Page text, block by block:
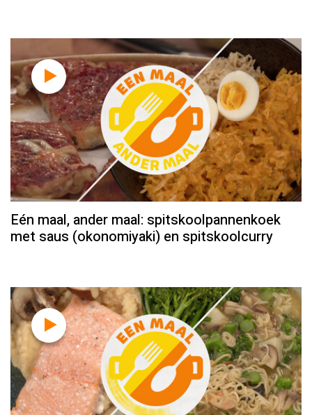
Eén maal, ander maal: spitskoolpannenkoek
met saus (okonomiyaki) en spitskoolcurry